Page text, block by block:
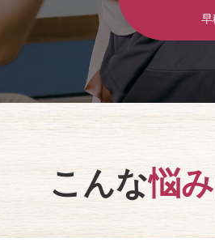
早
こんな悩み